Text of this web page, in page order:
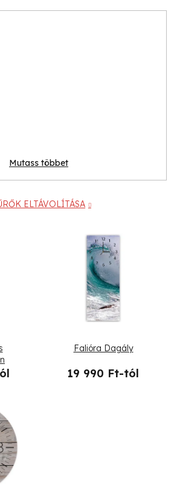
Mutass többet
ELTÁVOLÍTÁSA
Falióra Dagály
19 990 Ft-tól